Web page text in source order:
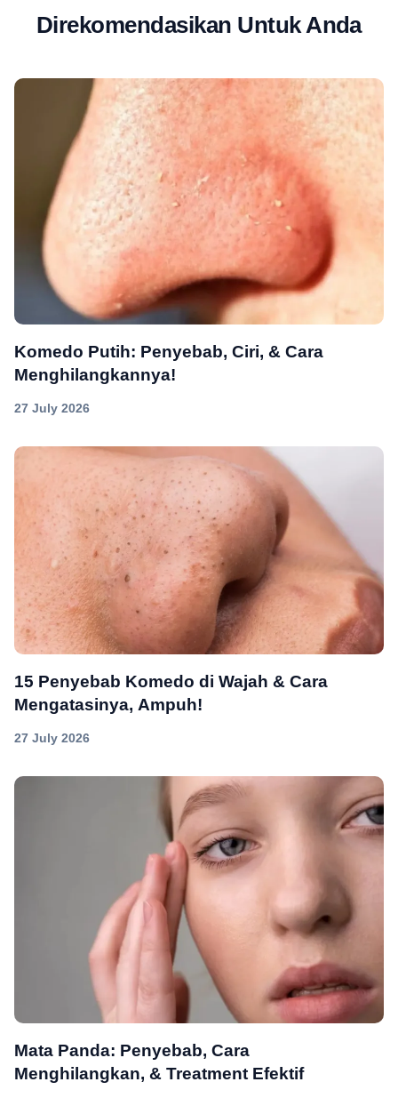
Direkomendasikan Untuk Anda
Komedo Putih: Penyebab, Ciri, & Cara
Menghilangkannya!
27 July 2026
15 Penyebab Komedo di Wajah & Cara
Mengatasinya, Ampuh!
27 July 2026
Mata Panda: Penyebab, Cara
Menghilangkan, & Treatment Efektif